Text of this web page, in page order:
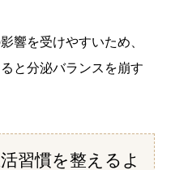
響を受けやすいため、
と分泌バランスを崩す
習慣を整えるよ